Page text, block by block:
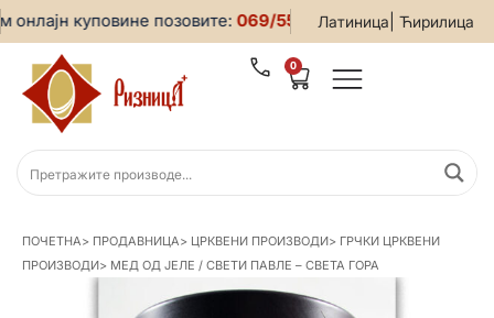
Латиница Ћирилица
куповине позовите:069/5599-019• За све
0
ПОЧЕТНА> ПРОДАВНИЦА> ЦРКВЕНИ ПРОИЗВОДИ> ГРЧКИ ЦРКВЕНИ
ПРОИЗВОДИ> МЕД ОД ЈЕЛЕ / СВЕТИ ПАВЛЕ – СВЕТА ГОРА